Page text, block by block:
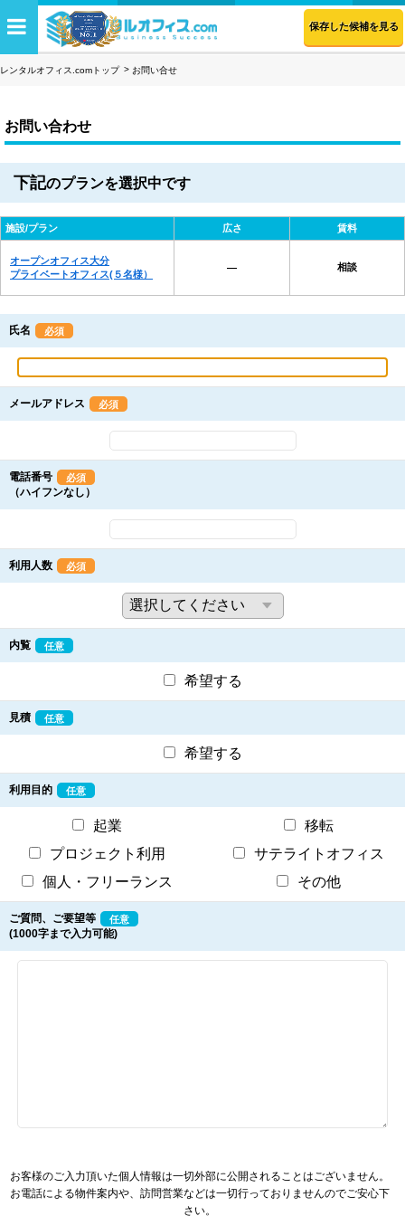
保存した候補を見る
レンタルオフィス.comトップ お問い合せ
お問い合わせ
下記のプランを選択中です
施設/プラン 広さ 賃料
オープンオフィス大分
プライベートオフィス(５名様）
― 相談
氏名 必須
メールアドレス 必須
電話番号 必須
（ハイフンなし）
利用人数 必須
内覧 任意
希望する
見積 任意
希望する
利用目的 任意
起業
移転
プロジェクト利用
サテライトオフィス
個人・フリーランス
その他
ご質問、ご要望等 任意
(1000字まで入力可能)
お客様のご入力頂いた個人情報は一切外部に公開されることはございません。
お電話による物件案内や、訪問営業などは一切行っておりませんのでご安心下
さい。